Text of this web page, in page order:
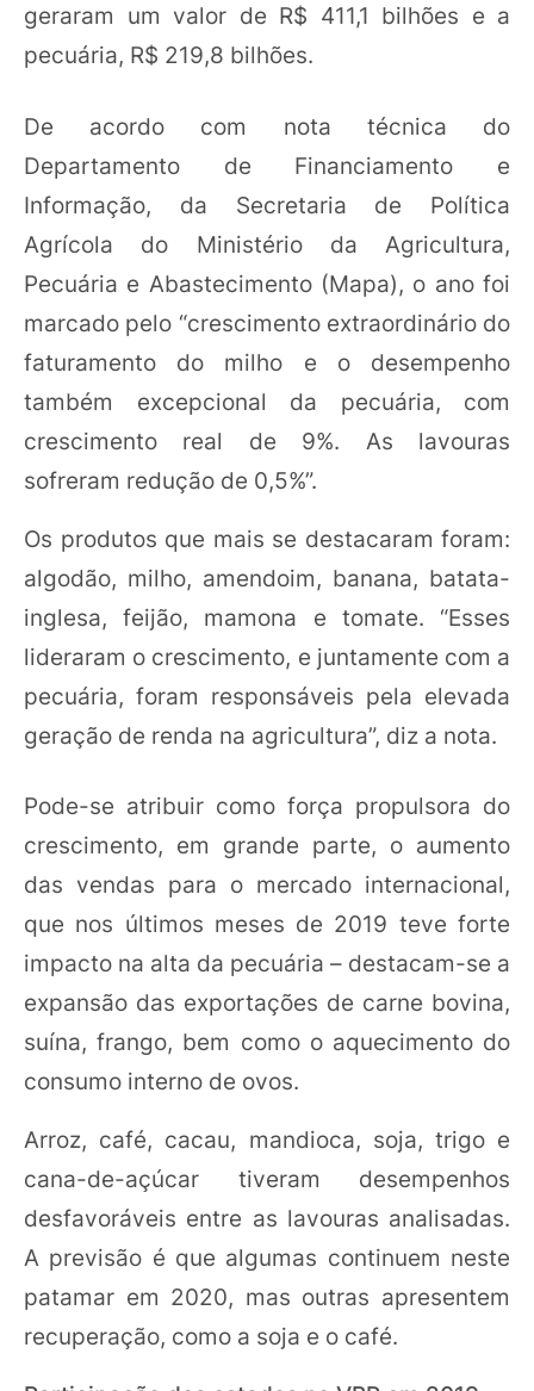
geraram um valor de R$ 411,1 bilhões e a
pecuária, R$ 219,8 bilhões.
De acordo com nota técnica do
Departamento de Financiamento e
Informação, da Secretaria de Política
Agrícola do Ministério da Agricultura,
Pecuária e Abastecimento (Mapa), o ano foi
marcado pelo “crescimento extraordinário do
faturamento do milho e o desempenho
também excepcional da pecuária, com
crescimento real de 9%. As lavouras
sofreram redução de 0,5%”.
Os produtos que mais se destacaram foram:
algodão, milho, amendoim, banana, batata-
inglesa, feijão, mamona e tomate. “Esses
lideraram o crescimento, e juntamente com a
pecuária, foram responsáveis pela elevada
geração de renda na agricultura”, diz a nota.
Pode-se atribuir como força propulsora do
crescimento, em grande parte, o aumento
das vendas para o mercado internacional,
que nos últimos meses de 2019 teve forte
impacto na alta da pecuária – destacam-se a
expansão das exportações de carne bovina,
suína, frango, bem como o aquecimento do
consumo interno de ovos.
Arroz, café, cacau, mandioca, soja, trigo e
cana-de-açúcar tiveram desempenhos
desfavoráveis entre as lavouras analisadas.
A previsão é que algumas continuem neste
patamar em 2020, mas outras apresentem
recuperação, como a soja e o café.